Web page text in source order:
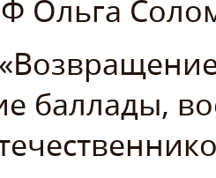
Ольга
баллады,